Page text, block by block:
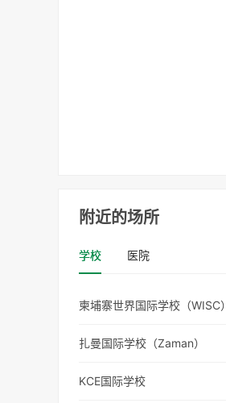
附近的场所
学校 医院
柬埔寨世界国际学校（WISC）
扎曼国际学校（Zaman）
KCE国际学校